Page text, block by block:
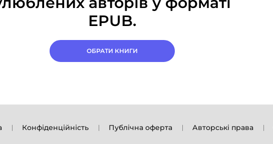
EPUB.
ОБРАТИ КНИГИ
Конфіденційність Публічна оферта Авторські права